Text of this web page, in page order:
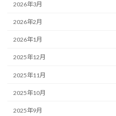
2026年3月
2026年2月
2026年1月
2025年12月
2025年11月
2025年10月
2025年9月